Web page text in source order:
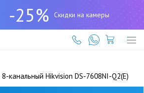
-25% Скидки на камеры
(727)
317-
61-
61
канальный Hikvision DS-7608NI-Q2(E)